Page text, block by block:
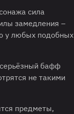
сила
замедления –
у любых подобных
бафф
не такими
предметы,